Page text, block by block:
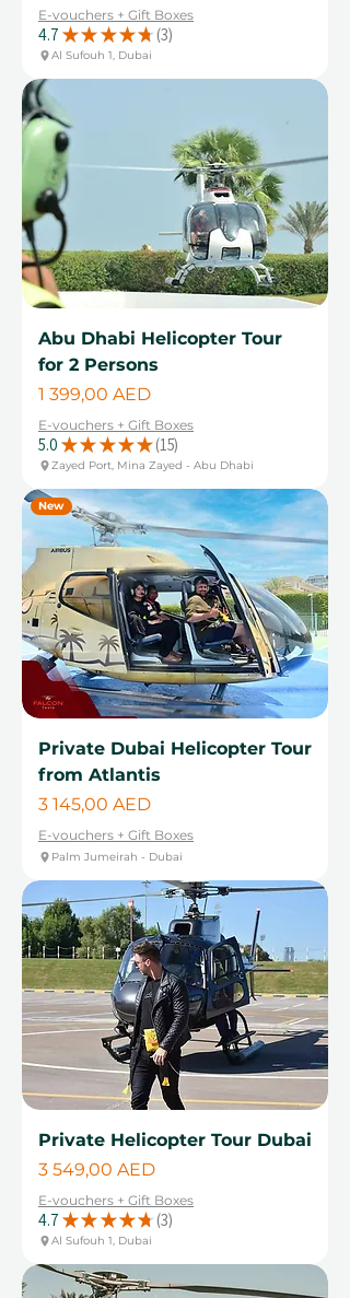
E-vouchers + Gift Boxes
4.7 ★ ★ ★ ★ ★ 3
3
Al Sufouh 1, Dubai
Abu Dhabi Helicopter Tour
for 2 Persons
Цена
1 399,00 AED
E-vouchers + Gift Boxes
5.0 ★ ★ ★ ★ ★ 15
15
Zayed Port, Mina Zayed - Abu Dhabi
New
Private Dubai Helicopter Tour
from Atlantis
Цена
3 145,00 AED
E-vouchers + Gift Boxes
Palm Jumeirah - Dubai
Private Helicopter Tour Dubai
Цена
3 549,00 AED
E-vouchers + Gift Boxes
4.7 ★ ★ ★ ★ ★ 3
3
Al Sufouh 1, Dubai